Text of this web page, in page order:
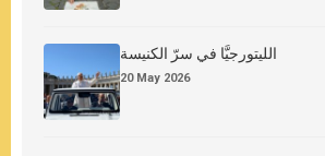
الليتورجيَّا في سرّ الكنيسة
20 May 2026